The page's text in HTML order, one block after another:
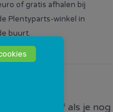
of gratis afhalen bij
Plentyparts-winkel in
buurt.
hebt of als je nog